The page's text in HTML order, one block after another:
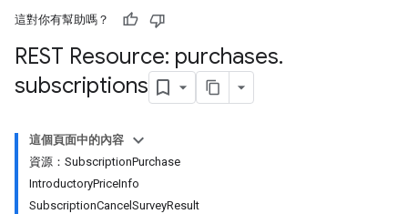
這對你有幫助嗎？
REST Resource: purchases.
subscriptions
這個頁面中的內容
資源：SubscriptionPurchase
IntroductoryPriceInfo
SubscriptionCancelSurveyResult